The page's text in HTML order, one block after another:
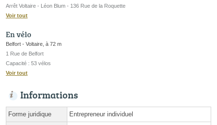
Arrêt Voltaire - Léon Blum - 136 Rue de la Roquette
Voir tout
En vélo
Belfort - Voltaire, à 72 m
1 Rue de Belfort
Capacité : 53 vélos
Voir tout
Informations
Forme juridique Entrepreneur individuel